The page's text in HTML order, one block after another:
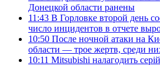
Донецкой области ранены
11:43 В Горловке второй день
число инцидентов в отчете
10:50 После ночной атаки на
области — трое жертв, среди
10:11 Mitsubishi налагодить